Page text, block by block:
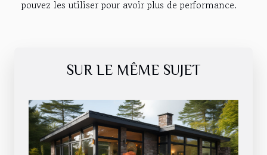
pouvez les utiliser pour avoir plus de performance.
SUR LE MÊME SUJET